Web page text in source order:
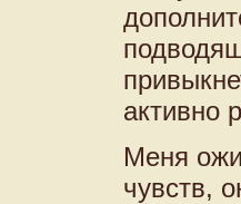
активно
Меня
чувств,